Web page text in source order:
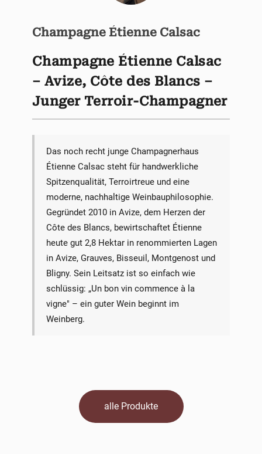
Champagne Étienne Calsac
Champagne Étienne Calsac
– Avize, Côte des Blancs –
Junger Terroir-Champagner
Das noch recht junge Champagnerhaus
Étienne Calsac steht für handwerkliche
Spitzenqualität, Terroirtreue und eine
moderne, nachhaltige Weinbauphilosophie.
Gegründet 2010 in Avize, dem Herzen der
Côte des Blancs, bewirtschaftet Étienne
heute gut 2,8 Hektar in renommierten Lagen
in Avize, Grauves, Bisseuil, Montgenost und
Bligny. Sein Leitsatz ist so einfach wie
schlüssig: „Un bon vin commence à la
vigne" – ein guter Wein beginnt im
Weinberg.
alle Produkte